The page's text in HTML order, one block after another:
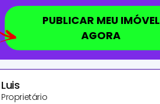
PUBLICAR MEU IMÓVEL
AGORA
Luis
Proprietário